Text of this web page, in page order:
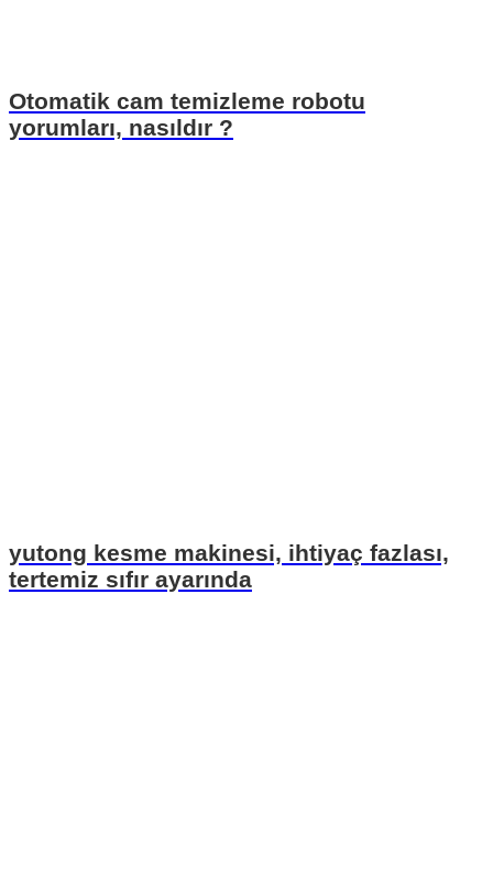
Otomatik cam temizleme robotu
yorumları, nasıldır ?
yutong kesme makinesi, ihtiyaç fazlası,
tertemiz sıfır ayarında